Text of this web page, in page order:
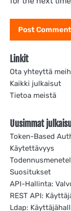
Linkit
Ota yhteyttä
Kaikki julkaisut
Tietoa meistä
Uusimmat
Token-Based
Käytettävyys
Suositukset
API-Hallinta:
REST API:
Ldap: